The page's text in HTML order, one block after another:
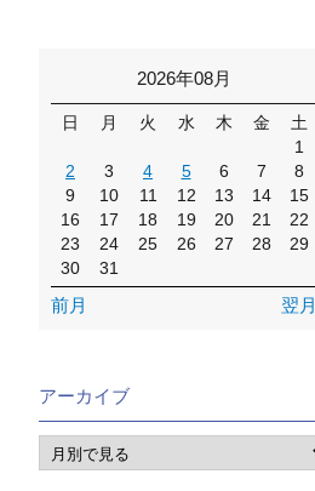
2026年08月
日 月 火 水 木 金
土
1
2
3 4 5 6 7
8
9
10 11 12 13 14
15
16
17 18 19 20 21
22
23
24 25 26 27 28
29
30
31
前月 翌月
アーカイブ